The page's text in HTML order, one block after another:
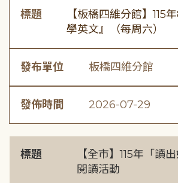
標題
【板橋四維分館】115
學英文』（每周六）
發布單位 板橋四維分館
發佈時間 2026-07-29
標題
【全市】115年「讀
閱讀活動